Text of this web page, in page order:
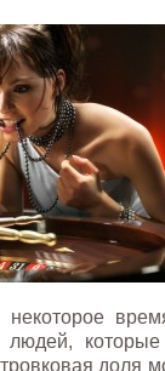
некоторое
людей,
доля